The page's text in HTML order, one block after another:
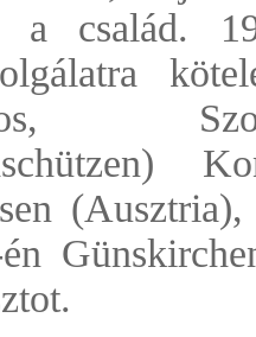
a család.